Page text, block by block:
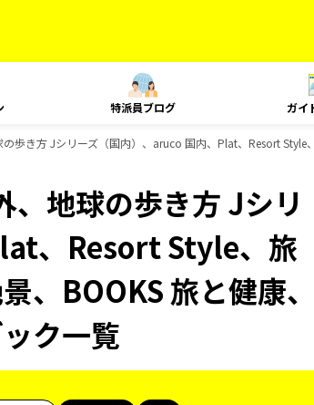
特派員ブログ ガイ
歩き方 Jシリーズ（国内）、aruco 国内、Plat、Resort Style
地球の歩き方 Jシリ
、Resort Style、旅
、BOOKS 旅と健康、
ク一覧